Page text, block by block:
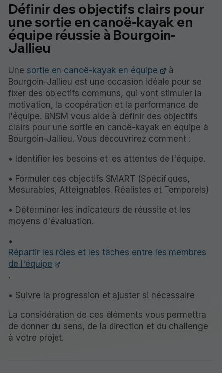
Définir des objectifs clairs pour
une sortie en canoë-kayak en
équipe réussie à Bourgoin-
Jallieu
Une sortie en canoë-kayak en équipe
à
Bourgoin-Jallieu est une occasion idéale pour se
fixer des objectifs communs, qui vont stimuler la
motivation, la coopération et la performance de
l'équipe. BNSM vous aide à définir des objectifs
clairs pour une sortie en canoë-kayak en équipe à
Bourgoin-Jallieu. Vous découvrirez comment :
• Identifier les besoins et les attentes de l'équipe.
• Formuler des objectifs SMART (Spécifiques,
Mesurables, Atteignables, Réalistes et Temporels)
• Déterminer les indicateurs de réussite et les
moyens d'évaluation.
•
Répartir les rôles et les tâches entre les membres
de l'équipe
.
• Suivre la progression et ajuster si nécessaire
La considération de ces éléments vous permettra
de donner du sens, de la direction et du challenge
à votre projet.